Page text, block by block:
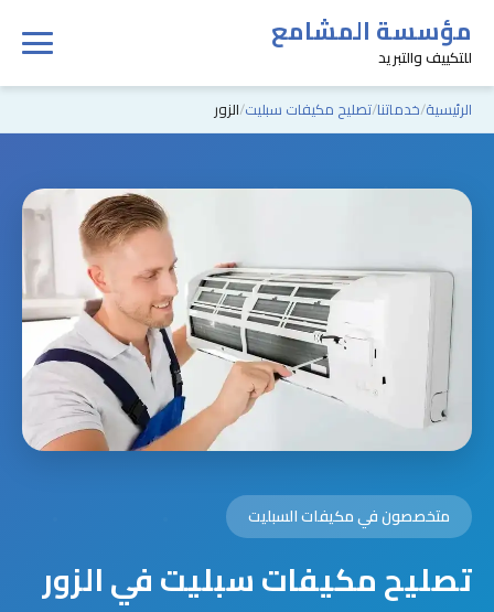
مؤسسة المشامع
للتكييف والتبريد
الرئيسية خدماتنا تصليح مكيفات سبليت الزور
متخصصون في مكيفات السبليت
تصليح مكيفات سبليت في الزور